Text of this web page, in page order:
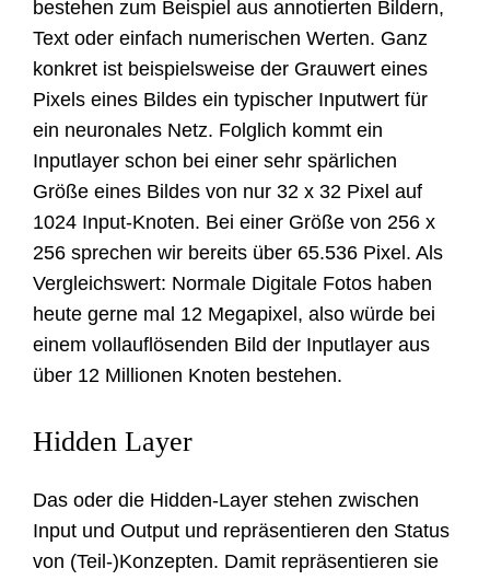
bestehen zum Beispiel aus annotierten Bildern,
Text oder einfach numerischen Werten. Ganz
konkret ist beispielsweise der Grauwert eines
Pixels eines Bildes ein typischer Inputwert für
ein neuronales Netz. Folglich kommt ein
Inputlayer schon bei einer sehr spärlichen
Größe eines Bildes von nur 32 x 32 Pixel auf
1024 Input-Knoten. Bei einer Größe von 256 x
256 sprechen wir bereits über 65.536 Pixel. Als
Vergleichswert: Normale Digitale Fotos haben
heute gerne mal 12 Megapixel, also würde bei
einem vollauflösenden Bild der Inputlayer aus
über 12 Millionen Knoten bestehen.
Hidden Layer
Das oder die Hidden-Layer stehen zwischen
Input und Output und repräsentieren den Status
von (Teil-)Konzepten. Damit repräsentieren sie